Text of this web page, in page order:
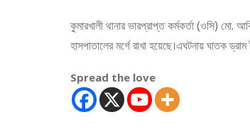
কুমারখালী থানার ভারপ্রাপ্ত কর্মকর্তা (ওসি) মো.
হাসপাতালের মর্গে রাখা হয়েছে।এঘটনায় ঘাতক
Spread the love